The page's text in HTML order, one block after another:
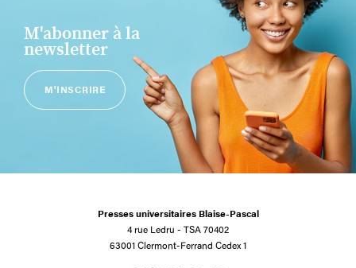
M'abonner à la
newsletter
M'INSCRIRE
Presses universitaires Blaise-Pascal
4 rue Ledru - TSA 70402
63001 Clermont-Ferrand Cedex 1